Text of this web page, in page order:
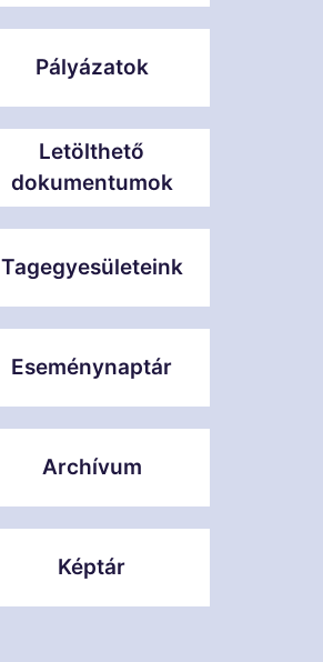
Pályázatok
Letölthető
dokumentumok
Tagegyesületeink
Eseménynaptár
Archívum
Képtár